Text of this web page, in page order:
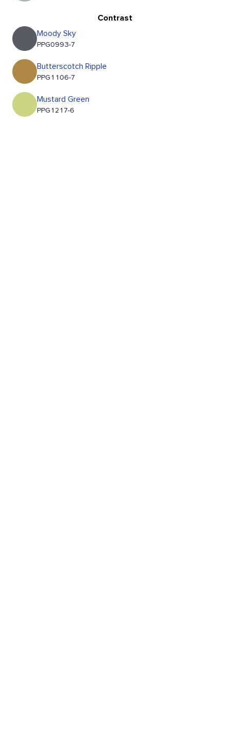
Contrast
Moody Sky
PPG0993-7
Butterscotch Ripple
PPG1106-7
Mustard Green
PPG1217-6